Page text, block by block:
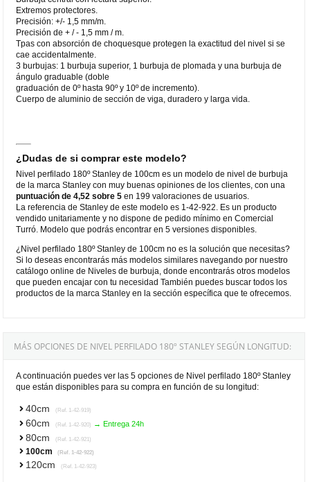
Extremos protectores.
Precisión: +/- 1,5 mm/m.
Precisión de + / - 1,5 mm / m.
Tpas con absorción de choquesque protegen la exactitud del nivel si se
cae accidentalmente.
3 burbujas: 1 burbuja superior, 1 burbuja de plomada y una burbuja de
ángulo graduable (doble
graduación de 0º hasta 90º y 10º de incremento).
Cuerpo de aluminio de sección de viga, duradero y larga vida.
¿Dudas de si comprar este modelo?
Nivel perfilado 180º Stanley de 100cm es un modelo de nivel de burbuja
de la marca Stanley con muy buenas opiniones de los clientes, con una
puntuación de 4,52 sobre 5 en 199 valoraciones de usuarios.
La referencia de Stanley de este modelo es 1-42-922. Es un producto
vendido unitariamente y no dispone de pedido mínimo en Comercial
Turró. Modelo que podrás encontrar en 5 versiones disponibles.
¿Nivel perfilado 180º Stanley de 100cm no es la solución que necesitas?
Si lo deseas encontrarás más modelos similares navegando por nuestro
catálogo online de Niveles de burbuja, donde encontrarás otros modelos
que pueden encajar con tu necesidad También puedes buscar todos los
productos de la marca Stanley en la sección específica que te ofrecemos.
MÁS OPCIONES DE NIVEL PERFILADO 180º STANLEY SEGÚN LONGITUD:
A continuación puedes ver las 5 opciones de Nivel perfilado 180º Stanley
que están disponibles para su compra en función de su longitud:
40cm (Ref. 1-42-919)
60cm (Ref. 1-42-920) → Entrega 24h
80cm (Ref. 1-42-921)
100cm (Ref. 1-42-922)
120cm (Ref. 1-42-923)